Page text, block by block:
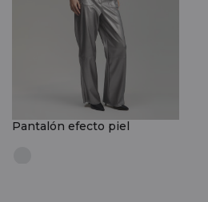
Pantalón efecto piel